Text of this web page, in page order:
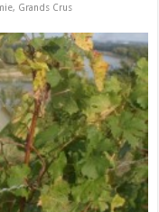
, Grands Crus